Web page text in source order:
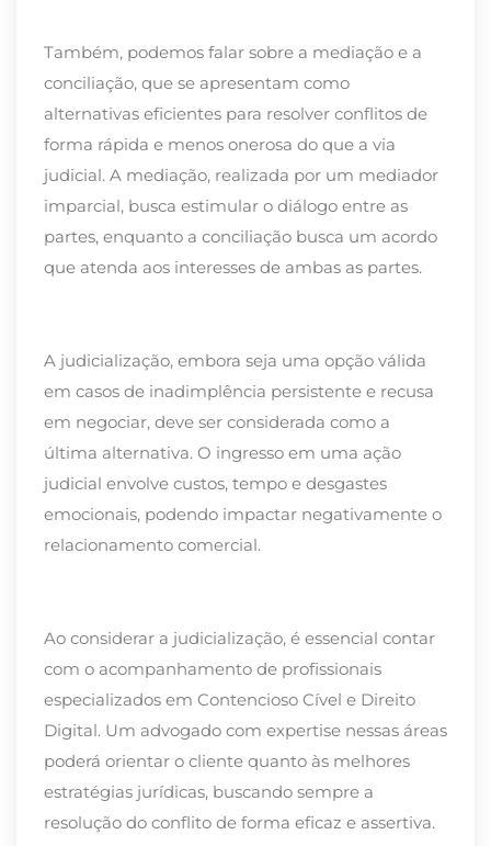
Também, podemos falar sobre a mediação e a
conciliação, que se apresentam como
alternativas eficientes para resolver conflitos de
forma rápida e menos onerosa do que a via
judicial. A mediação, realizada por um mediador
imparcial, busca estimular o diálogo entre as
partes, enquanto a conciliação busca um acordo
que atenda aos interesses de ambas as partes.
A judicialização, embora seja uma opção válida
em casos de inadimplência persistente e recusa
em negociar, deve ser considerada como a
última alternativa. O ingresso em uma ação
judicial envolve custos, tempo e desgastes
emocionais, podendo impactar negativamente o
relacionamento comercial.
Ao considerar a judicialização, é essencial contar
com o acompanhamento de profissionais
especializados em Contencioso Cível e Direito
Digital. Um advogado com expertise nessas áreas
poderá orientar o cliente quanto às melhores
estratégias jurídicas, buscando sempre a
resolução do conflito de forma eficaz e assertiva.